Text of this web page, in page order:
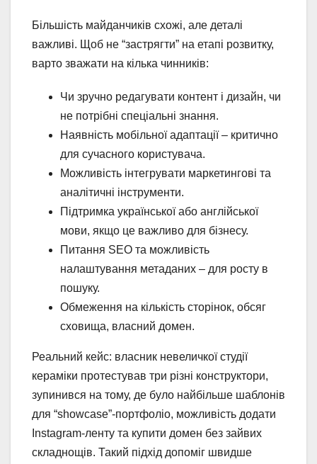
Більшість майданчиків схожі, але деталі
важливі. Щоб не “застрягти” на етапі розвитку,
варто зважати на кілька чинників:
Чи зручно редагувати контент і дизайн, чи
не потрібні спеціальні знання.
Наявність мобільної адаптації – критично
для сучасного користувача.
Можливість інтегрувати маркетингові та
аналітичні інструменти.
Підтримка української або англійської
мови, якщо це важливо для бізнесу.
Питання SEO та можливість
налаштування метаданих – для росту в
пошуку.
Обмеження на кількість сторінок, обсяг
сховища, власний домен.
Реальний кейс: власник невеличкої студії
кераміки протестував три різні конструктори,
зупинився на тому, де було найбільше шаблонів
для “showcase”-портфоліо, можливість додати
Instagram-ленту та купити домен без зайвих
складнощів. Такий підхід допоміг швидше